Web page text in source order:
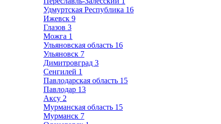
Удмуртская Республика 16
Ижевск 9
Глазов 3
Можга 1
Ульяновская область 16
Ульяновск 7
Димитровград 3
Сенгилей 1
Павлодарская область 15
Павлодар 13
Аксу 2
Мурманская область 15
Мурманск 7